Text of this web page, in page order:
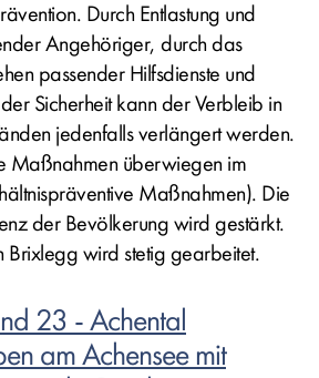
Durch Entlastung und
Angehöriger, durch das
passender Hilfsdienste und
Sicherheit kann der Verbleib in
jedenfalls verlängert werden.
Maßnahmen überwiegen im
Maßnahmen). Die
der Bevölkerung wird gestärkt.
Brixlegg wird stetig gearbeitet.
23 - Achental
am Achensee mit